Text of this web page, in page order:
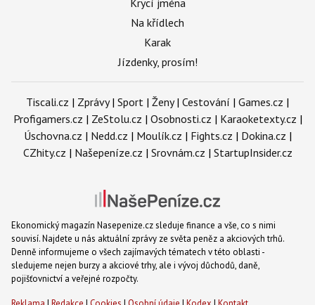
Na křídlech
Karak
Jízdenky, prosím!
Tiscali.cz | Zprávy| Sport | Ženy| Cestování | Games.cz |
Profigamers.cz | ZeStolu.cz | Osobnosti.cz | Karaoketexty.cz |
Úschovna.cz | Nedd.cz | Moulík.cz | Fights.cz | Dokina.cz |
CZhity.cz | Našepeníze.cz | Srovnám.cz | StartupInsider.cz
Ekonomický magazín Nasepenize.cz sleduje finance a vše, co s nimi
souvisí. Najdete u nás aktuální zprávy ze světa peněz a akciových trhů.
Denně informujeme o všech zajímavých tématech v této oblasti -
sledujeme nejen burzy a akciové trhy, ale i vývoj důchodů, daně,
pojišťovnictví a veřejné rozpočty.